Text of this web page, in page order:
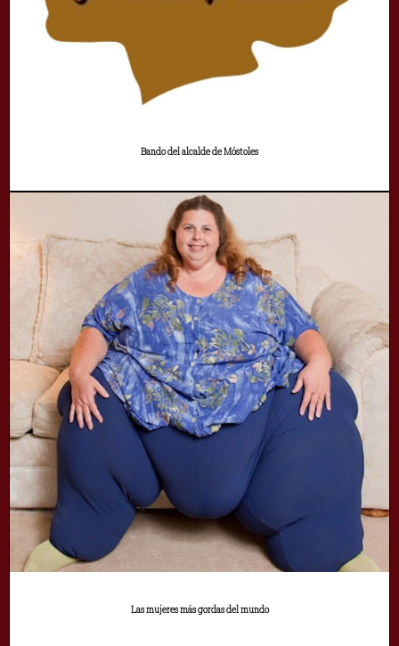
Bando del alcalde de Móstoles
Las mujeres más gordas del mundo